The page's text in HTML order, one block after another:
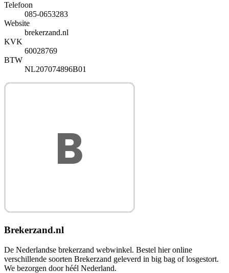
Telefoon
085-0653283
Website
brekerzand.nl
KVK
60028769
BTW
NL207074896B01
Brekerzand.nl
De Nederlandse brekerzand webwinkel. Bestel hier online
verschillende soorten Brekerzand geleverd in big bag of losgestort.
We bezorgen door héél Nederland.